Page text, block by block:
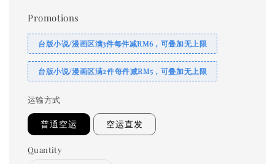
Promotions
台版小说/漫画区满3件每件减RM6，可叠加无上限
台版小说/漫画区满2件每件减RM5，可叠加无上限
运输方式
普通空运 空运直发
Quantity